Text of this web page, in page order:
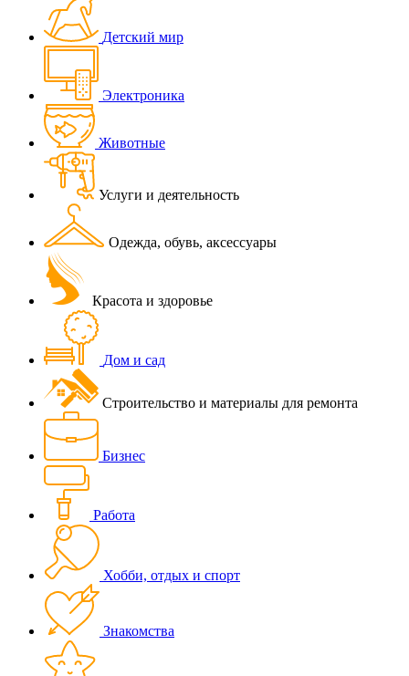
Детский мир
Электроника
Животные
Услуги и деятельность
Одежда, обувь, аксессуары
Красота и здоровье
Дом и сад
Строительство и материалы для ремонта
Бизнес
Работа
Хобби, отдых и спорт
Знакомства